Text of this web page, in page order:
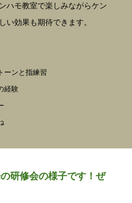
ハモ教室で楽しみながらケン
い効果も期待できます。
ンと指練習
験
研修会の様子です！ぜ